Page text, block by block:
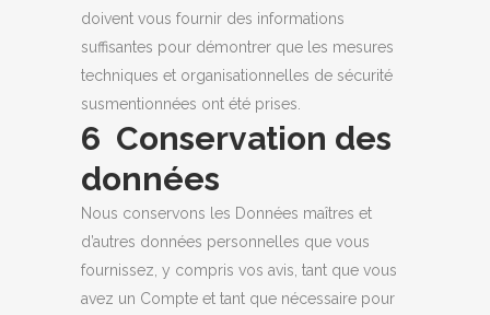
doivent vous fournir des informations
suffisantes pour démontrer que les mesures
techniques et organisationnelles de sécurité
susmentionnées ont été prises.
6 Conservation des
données
Nous conservons les Données maîtres et
d’autres données personnelles que vous
fournissez, y compris vos avis, tant que vous
avez un Compte et tant que nécessaire pour